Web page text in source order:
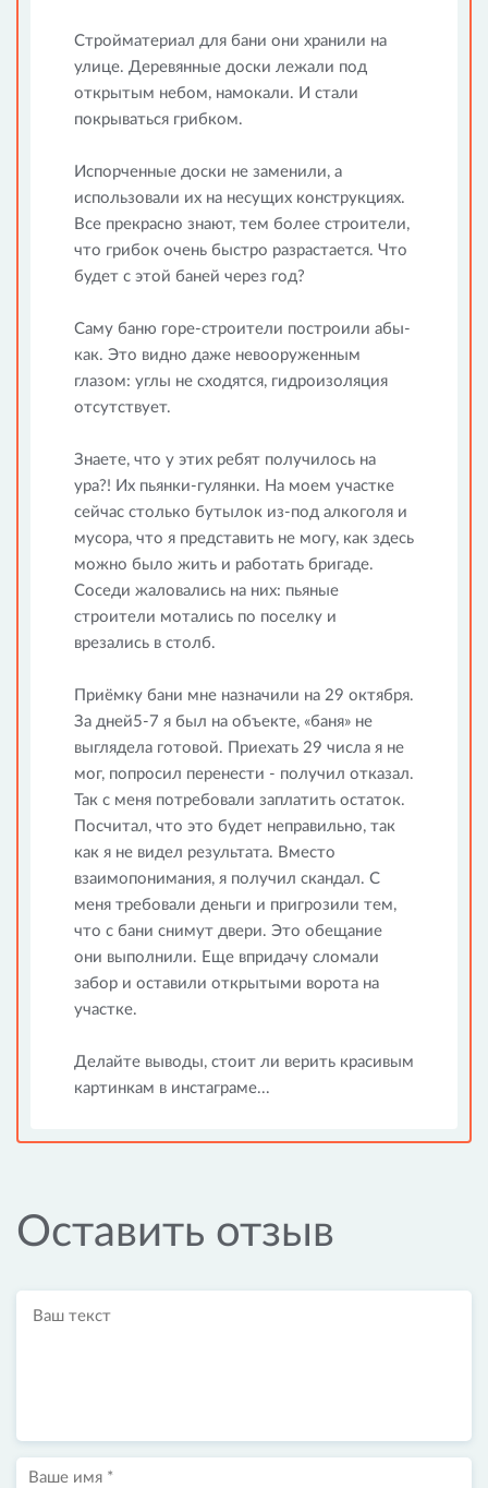
Стройматериал для бани они хранили на
улице. Деревянные доски лежали под
открытым небом, намокали. И стали
покрываться грибком.
Испорченные доски не заменили, а
использовали их на несущих конструкциях.
Все прекрасно знают, тем более строители,
что грибок очень быстро разрастается. Что
будет с этой баней через год?
Саму баню горе-строители построили абы-
как. Это видно даже невооруженным
глазом: углы не сходятся, гидроизоляция
отсутствует.
Знаете, что у этих ребят получилось на
ура?! Их пьянки-гулянки. На моем участке
сейчас столько бутылок из-под алкоголя и
мусора, что я представить не могу, как здесь
можно было жить и работать бригаде.
Соседи жаловались на них: пьяные
строители мотались по поселку и
врезались в столб.
Приёмку бани мне назначили на 29 октября.
За дней5-7 я был на объекте, «баня» не
выглядела готовой. Приехать 29 числа я не
мог, попросил перенести - получил отказал.
Так с меня потребовали заплатить остаток.
Посчитал, что это будет неправильно, так
как я не видел результата. Вместо
взаимопонимания, я получил скандал. С
меня требовали деньги и пригрозили тем,
что с бани снимут двери. Это обещание
они выполнили. Еще впридачу сломали
забор и оставили открытыми ворота на
участке.
Делайте выводы, стоит ли верить красивым
картинкам в инстаграме...
Оставить отзыв